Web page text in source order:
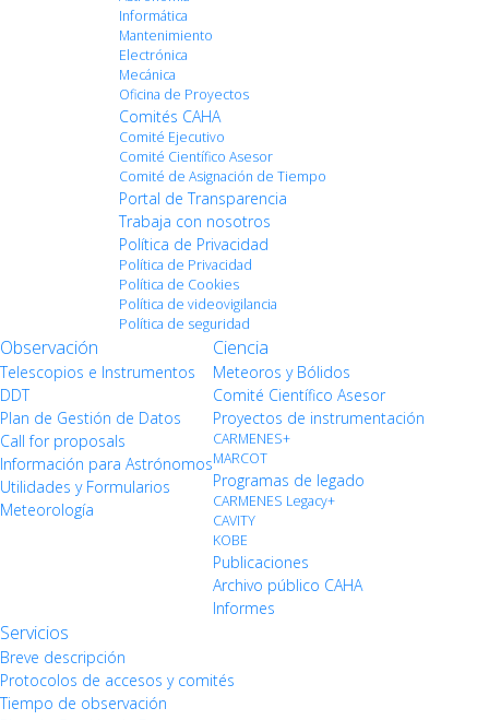
Informática
Mantenimiento
Electrónica
Mecánica
Oficina de Proyectos
Comités CAHA
Comité Ejecutivo
Comité Científico Asesor
Comité de Asignación de Tiempo
Portal de Transparencia
Trabaja con nosotros
Política de Privacidad
Política de Privacidad
Política de Cookies
Política de videovigilancia
Política de seguridad
Observación
Telescopios e Instrumentos
DDT
Plan de Gestión de Datos
Call for proposals
Información para Astrónomos
Utilidades y Formularios
Meteorología
Ciencia
Meteoros y Bólidos
Comité Científico Asesor
Proyectos de instrumentación
CARMENES+
MARCOT
Programas de legado
CARMENES Legacy+
CAVITY
KOBE
Publicaciones
Archivo público CAHA
Informes
Servicios
Breve descripción
Protocolos de accesos y comités
Tiempo de observación